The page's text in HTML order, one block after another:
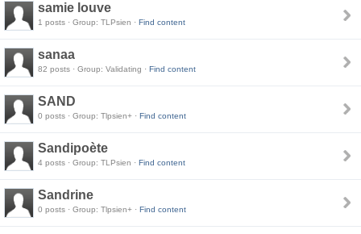
samie louve
1 posts · Group: TLPsien · Find content
sanaa
82 posts · Group: Validating · Find content
SAND
0 posts · Group: Tlpsien+ · Find content
Sandipoète
4 posts · Group: TLPsien · Find content
Sandrine
0 posts · Group: Tlpsien+ · Find content